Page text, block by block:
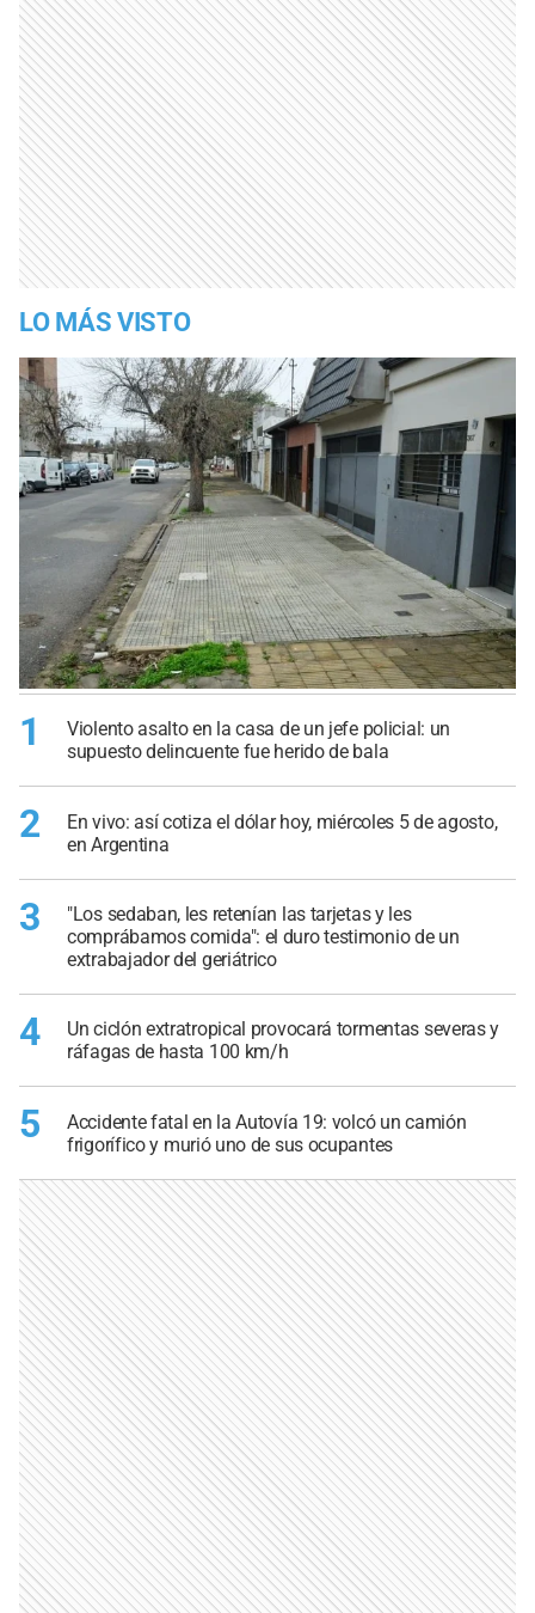
LO MÁS VISTO
1
Violento asalto en la casa de un jefe policial: un
supuesto delincuente fue herido de bala
2
En vivo: así cotiza el dólar hoy, miércoles 5 de agosto,
en Argentina
3
"Los sedaban, les retenían las tarjetas y les
comprábamos comida": el duro testimonio de un
extrabajador del geriátrico
4
Un ciclón extratropical provocará tormentas severas y
ráfagas de hasta 100 km/h
5
Accidente fatal en la Autovía 19: volcó un camión
frigorífico y murió uno de sus ocupantes